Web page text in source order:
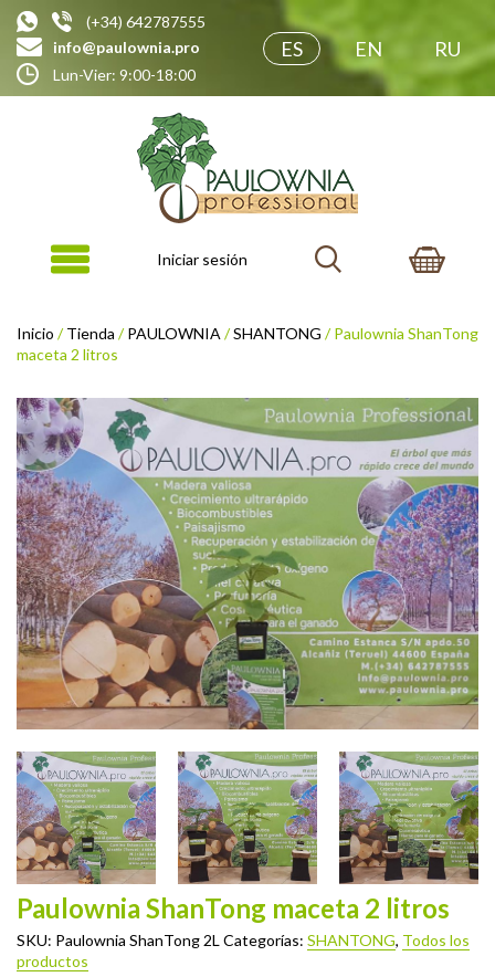
(+34) 642787555
info@paulownia.pro
Lun-Vier: 9:00-18:00
ES EN RU
Iniciar sesión
Inicio /Tienda /PAULOWNIA/SHANTONG / Paulownia ShanTong
maceta 2 litros
Paulownia ShanTong maceta 2 litros
SKU: Paulownia ShanTong 2LCategorías: SHANTONG, Todos los
productos